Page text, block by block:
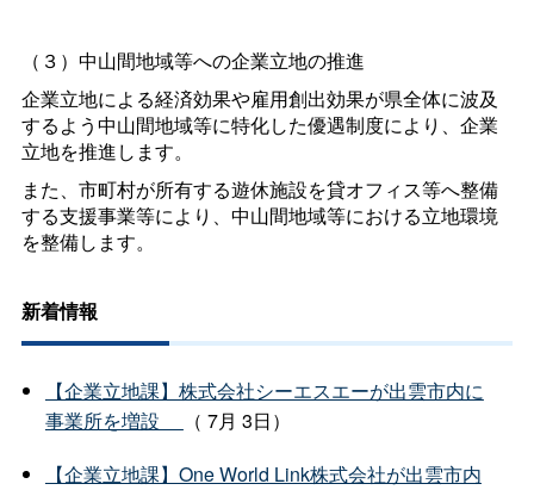
（３）中山間地域等への企業立地の推進
企業立地による経済効果や雇用創出効果が県全体に波及
するよう中山間地域等に特化した優遇制度により、企業
立地を推進します。
また、市町村が所有する遊休施設を貸オフィス等へ整備
する支援事業等により、中山間地域等における立地環境
を整備します。
新着情報
【企業立地課】株式会社シーエスエーが出雲市内に
事業所を増設
（ 7月 3日）
【企業立地課】One World Link株式会社が出雲市内